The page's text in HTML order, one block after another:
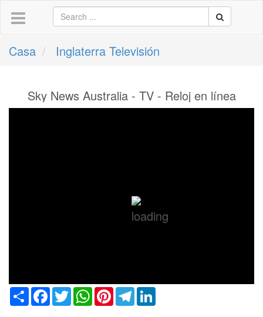
Casa Inglaterra Televisión
Sky News Australia - TV - Reloj en línea
ShareFacebook
TwitterWhatsApp
PinterestTelegram